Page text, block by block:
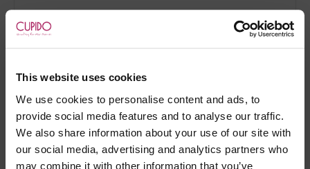
This website uses cookies
We use cookies to personalise content and ads, to
provide social media features and to analyse our traffic.
We also share information about your use of our site with
our social media, advertising and analytics partners who
may combine it with other information that you’ve
Leve e super fresco, liberta a transpiração de
imediato, e ainda poderá ser utilizado como uma
inesperado se assim entender.
Tamanho único S-L
Marca:Joe Snyder®